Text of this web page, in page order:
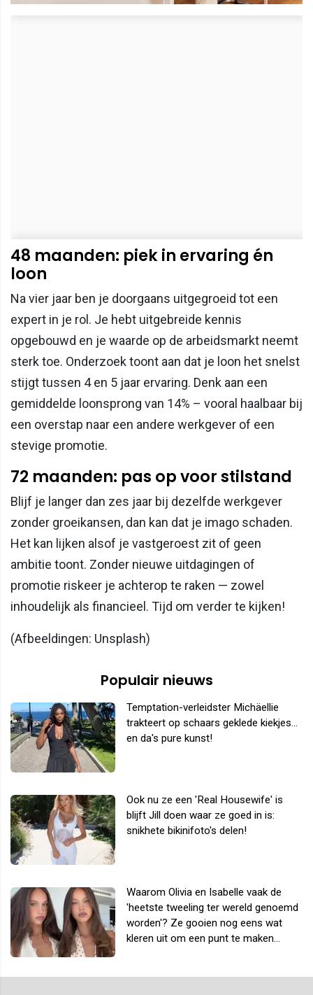
48 maanden: piek in ervaring én
loon
Na vier jaar ben je doorgaans uitgegroeid tot een
expert in je rol. Je hebt uitgebreide kennis
opgebouwd en je waarde op de arbeidsmarkt neemt
sterk toe. Onderzoek toont aan dat je loon het snelst
stijgt tussen 4 en 5 jaar ervaring. Denk aan een
gemiddelde loonsprong van 14% – vooral haalbaar bij
een overstap naar een andere werkgever of een
stevige promotie.
72 maanden: pas op voor stilstand
Blijf je langer dan zes jaar bij dezelfde werkgever
zonder groeikansen, dan kan dat je imago schaden.
Het kan lijken alsof je vastgeroest zit of geen
ambitie toont. Zonder nieuwe uitdagingen of
promotie riskeer je achterop te raken — zowel
inhoudelijk als financieel. Tijd om verder te kijken!
(Afbeeldingen: Unsplash)
Populair nieuws
Temptation-verleidster Michäellie
trakteert op schaars geklede kiekjes...
en da's pure kunst!
Ook nu ze een 'Real Housewife' is
blijft Jill doen waar ze goed in is:
snikhete bikinifoto's delen!
Waarom Olivia en Isabelle vaak de
'heetste tweeling ter wereld genoemd
worden'? Ze gooien nog eens wat
kleren uit om een punt te maken...